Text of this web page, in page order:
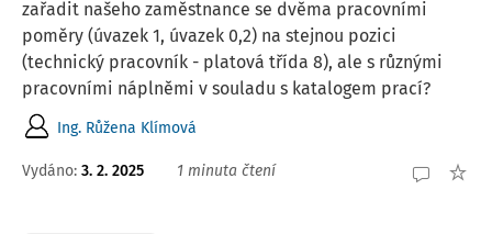
zařadit našeho zaměstnance se dvěma pracovními
poměry (úvazek 1, úvazek 0,2) na stejnou pozici
(technický pracovník - platová třída 8), ale s různými
pracovními náplněmi v souladu s katalogem prací?
Ing. Růžena Klímová
Vydáno: 3. 2. 2025 1 minuta čtení